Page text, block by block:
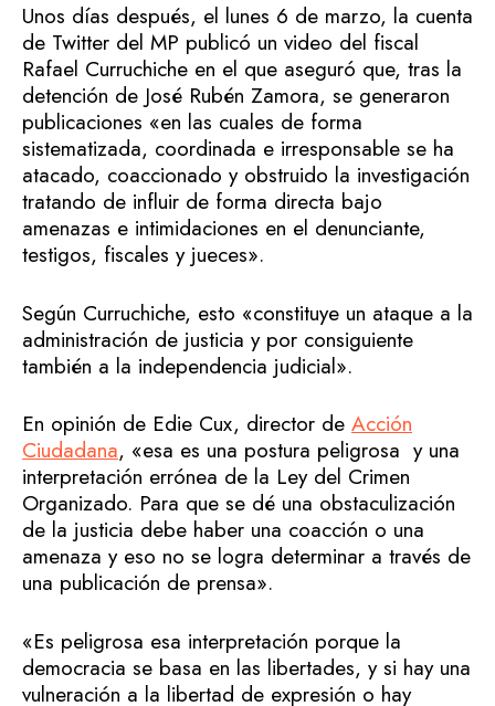
Unos días después, el lunes 6 de marzo, la cuenta
de Twitter del MP publicó un video del fiscal
Rafael Curruchiche en el que aseguró que, tras la
detención de José Rubén Zamora, se generaron
publicaciones «en las cuales de forma
sistematizada, coordinada e irresponsable se ha
atacado, coaccionado y obstruido la investigación
tratando de influir de forma directa bajo
amenazas e intimidaciones en el denunciante,
testigos, fiscales y jueces».
Según Curruchiche, esto «constituye un ataque a la
administración de justicia y por consiguiente
también a la independencia judicial».
En opinión de Edie Cux, director de Acción
Ciudadana, «esa es una postura peligrosa y una
interpretación errónea de la Ley del Crimen
Organizado. Para que se dé una obstaculización
de la justicia debe haber una coacción o una
amenaza y eso no se logra determinar a través de
una publicación de prensa».
«Es peligrosa esa interpretación porque la
democracia se basa en las libertades, y si hay una
vulneración a la libertad de expresión o hay